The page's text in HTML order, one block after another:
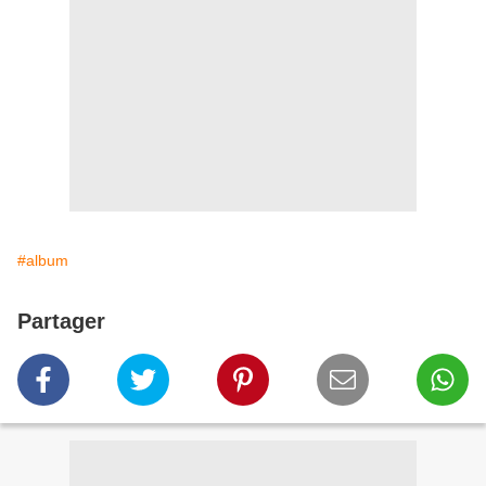
#album
Partager